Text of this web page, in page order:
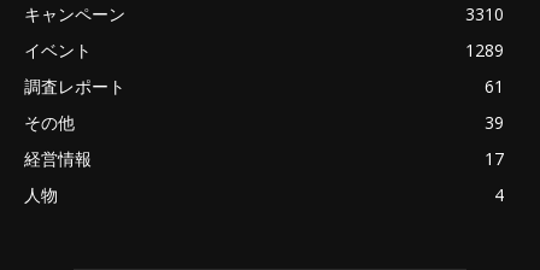
キャンペーン
3310
イベント
1289
調査レポート
61
その他
39
経営情報
17
人物
4